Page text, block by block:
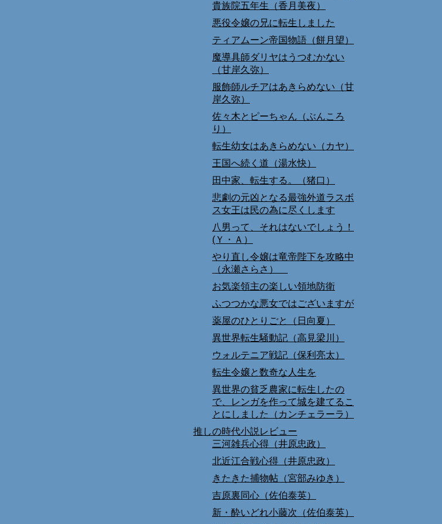
貴族院五年生（香月美夜）
悪役令嬢の兄に転生しました
ティアムーン帝国物語（餅月望）
魔導具師ダリヤはうつむかない
（甘岸久弥）
服飾師ルチアはあきらめない（甘
岸久弥）
佐々木とピーちゃん（ぶんころ
り）
転生幼女はあきらめない（カヤ）
王国へ続く道（湯水快）
田中家、転生する。（猪口）
悲劇の元凶となる最強外道ラスボ
ス女王は民の為に尽くします
八男って、それはないでしょう！
(Ｙ・Ａ）
やり直し令嬢は竜帝陛下を攻略中
（永瀬さらさ）
お気楽領主の楽しい領地防衛
ふつつかな悪女ではございますが
薬屋のひとりごと（日向夏）
異世界転生騒動記（高見梁川）
ウォルテニア戦記（保利亮太）
転生令嬢と数奇な人生を
異世界の貧乏農家に転生したの
で、レンガを作って城を建てるこ
とにしました（カンチェラーラ）
推しの時代小説レビュー
三河雑兵心得（井原忠政）
北近江合戦心得（井原忠政）
きたきた捕物帖（宮部みゆき）
吉原裏同心（佐伯泰英）
新・酔いどれ小藤次（佐伯泰英）